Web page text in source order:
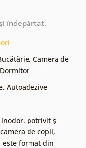
îndepărtat.
, Camera de
Dormitor
, Autoadezive
inodor, potrivit și
de copii,
este format din